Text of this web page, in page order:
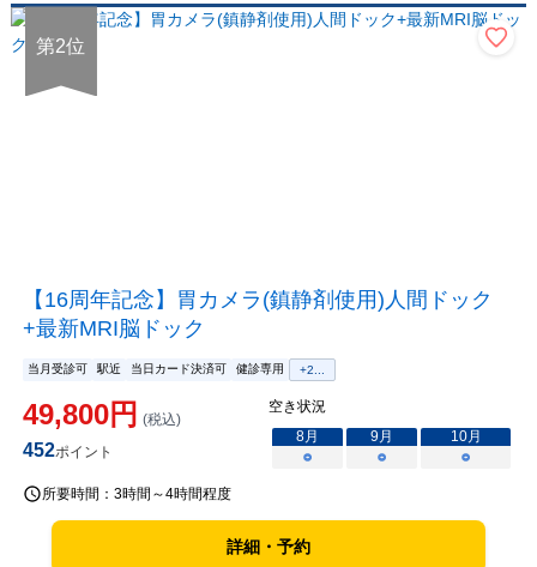
第2位
【16周年記念】胃カメラ(鎮静剤使用)人間ドック
+最新MRI脳ドック
当月受診可 駅近 当日カード決済可 健診専用 +2...
49,800円 (税込)
452ポイント
空き状況
8月 9月 10月
○
○ ○
所要時間： 3時間～4時間程度
詳細・予約